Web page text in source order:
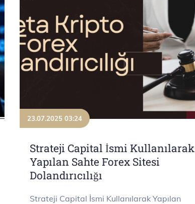
23.07.2025 03:24
Strateji Capital İsmi Kullanılarak
Yapılan Sahte Forex Sitesi
Dolandırıcılığı
Strateji Capital İsmi Kullanılarak Yapılan